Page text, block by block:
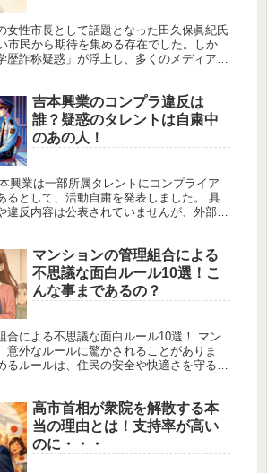
女性市長として話題となった田久保眞紀氏
市民から期待を集める存在でした。しか
歴詐称疑惑」が浮上し、多くのメディアや
吉本興業のコンプラ違反は
誰？疑惑のタレントは自粛中
のあの人！
興業は一部所属タレントにコンプライア
として、活動自粛を発表しました。 具
違反内容は公表されていませんが、外部弁
マンションの管理組合による
不思議な面白ルール10選！こ
んな事まであるの？
合による不思議な面白ルール10選！ マン
意外なルールに驚かされることがありま
るルールは、住民の安全や快適さを守るた
高市首相が衆院を解散する本
当の理由とは！支持率が高い
のに・・・